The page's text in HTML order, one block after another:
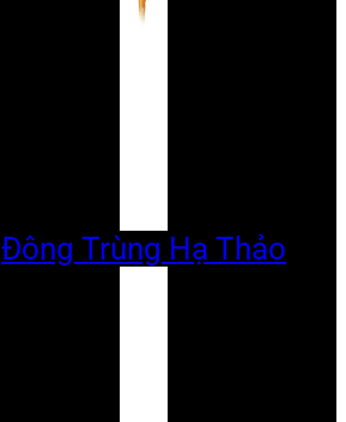
Đông Trùng Hạ Thảo